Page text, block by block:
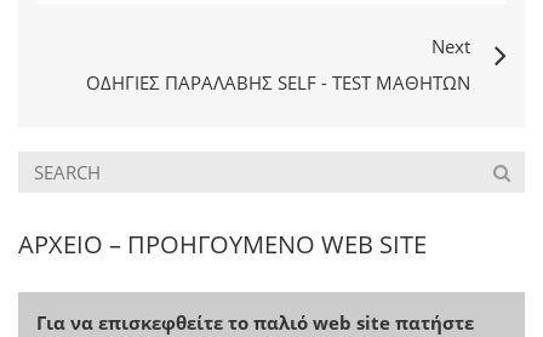
Next
ΟΔΗΓΊΕΣ ΠΑΡΑΛΑΒΉΣ SELF - TEST ΜΑΘΗΤΏΝ
ΑΡΧΕΙΟ – ΠΡΟΗΓΟΥΜΕΝΟ WEB SITE
Για να επισκεφθείτε το παλιό web site πατήστε